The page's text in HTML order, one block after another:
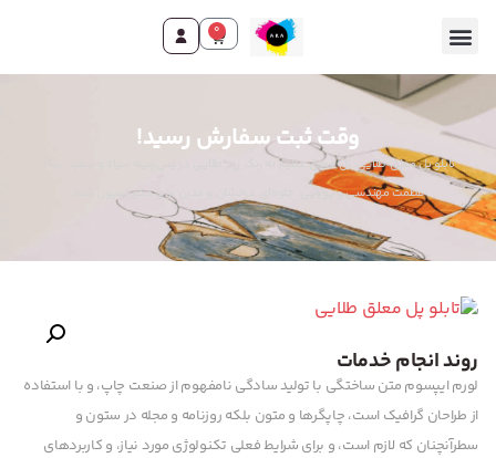
0
وقت ثبت سفارش رسید!
تابلو پل معلق طلایی: پل معلق عظیم به رنگ زرد طلایی در پس‌زمینه سیاه و سفید. نماد
عظمت مهندسی و پویایی. جلوه‌ای درخشان و مدرن برای دکوراسیون شما.
روند انجام خدمات
لورم ایپسوم متن ساختگی با تولید سادگی نامفهوم از صنعت چاپ، و با استفاده
از طراحان گرافیک است، چاپگرها و متون بلکه روزنامه و مجله در ستون و
سطرآنچنان که لازم است، و برای شرایط فعلی تکنولوژی مورد نیاز، و کاربردهای